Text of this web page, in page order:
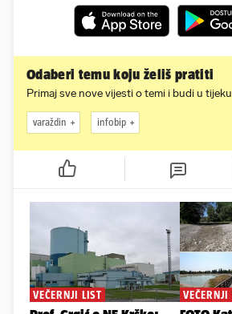
Odaberi temu koju želiš pratiti
Primaj sve nove vijesti o temi i budi u tijeku
varaždin infobip